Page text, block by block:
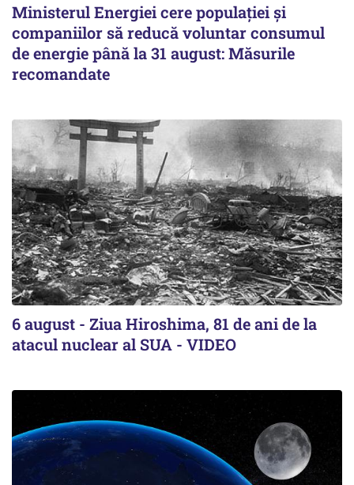
Ministerul Energiei cere populației și
companiilor să reducă voluntar consumul
de energie până la 31 august: Măsurile
recomandate
6 august - Ziua Hiroshima, 81 de ani de la
atacul nuclear al SUA - VIDEO